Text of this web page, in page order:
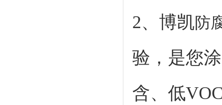
2、博凯防
验，是您
含、低